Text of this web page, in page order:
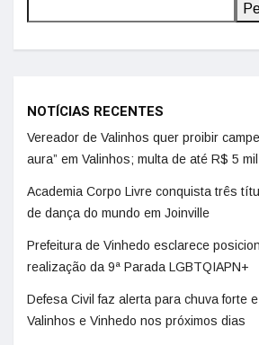
NOTÍCIAS RECENTES
Vereador de Valinhos quer proibir
aura” em Valinhos; multa de até R$ 5 mil
Academia Corpo Livre conquista três
de dança do mundo em Joinville
Prefeitura de Vinhedo esclarece
realização da 9ª Parada LGBTQIAPN+
Defesa Civil faz alerta para chuva forte
Valinhos e Vinhedo nos próximos dias